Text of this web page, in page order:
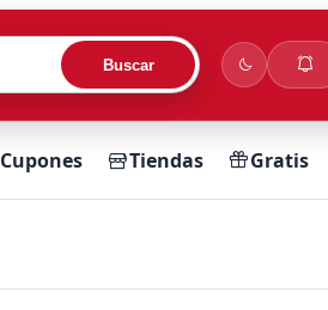
Buscar
Cupones Tiendas Gratis